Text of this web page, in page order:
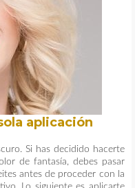
aplicación
Si has decidido hacerte
de fantasía, debes pasar
antes de proceder con la